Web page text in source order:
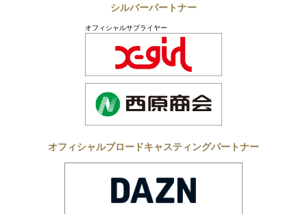
シルバーパートナー
オフィシャルサプライヤー
オフィシャルブロードキャスティングパートナー